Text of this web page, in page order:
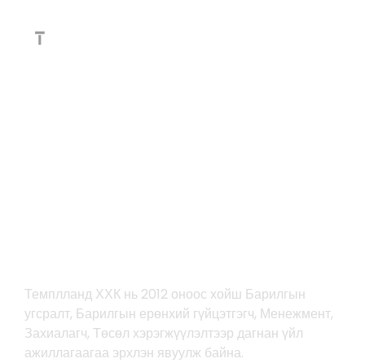
Темплланд ХХК нь 2012 оноос хойш Барилгын
угсралт, Барилгын ерөнхий гүйцэтгэгч, Менежмент,
Захиалагч, Төсөл хэрэгжүүлэлтээр дагнан үйл
ажиллагаагаа эрхлэн явуулж байна.